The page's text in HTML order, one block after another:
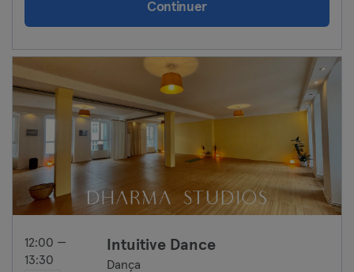
Continuer
12:00 —
13:30
Intuitive Dance
Dança